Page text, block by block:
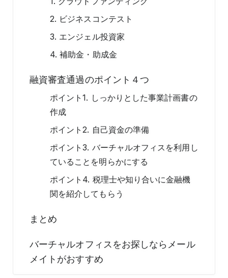
2. ビジネスコンテスト
3. エンジェル投資家
4. 補助金・助成金
融資審査通過のポイント４つ
ポイント1. しっかりとした事業計画書の
作成
ポイント2. 自己資金の準備
ポイント3. バーチャルオフィスを利用し
ていることを明らかにする
ポイント4. 税理士や知り合いに金融機
関を紹介してもらう
まとめ
バーチャルオフィスをお探しならメール
メイトがおすすめ